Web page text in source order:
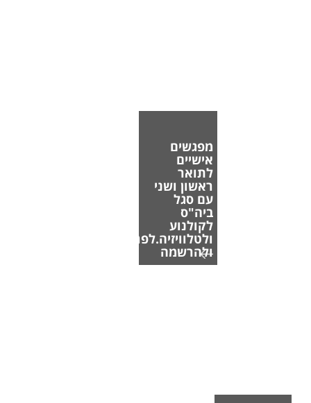
מפגשים
אישיים
לתואר
ראשון ושני
עם סגל
ביה"ס
לקולנוע
ולטלוויזיה.לפרטים
ולהרשמה